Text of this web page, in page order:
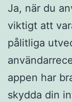
Ja, när du
viktigt att
pålitliga
appen har
skydda din